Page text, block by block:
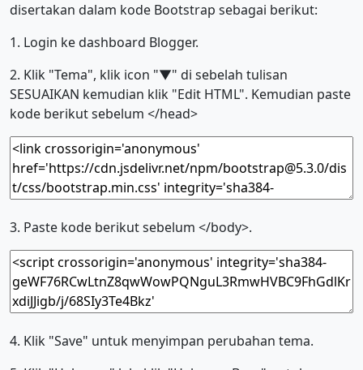
disertakan dalam kode Bootstrap sebagai berikut:
1. Login ke dashboard Blogger.
2. Klik "Tema", klik icon "▼" di sebelah tulisan
SESUAIKAN kemudian klik "Edit HTML". Kemudian paste
kode berikut sebelum </head>
3. Paste kode berikut sebelum </body>.
4. Klik "Save" untuk menyimpan perubahan tema.